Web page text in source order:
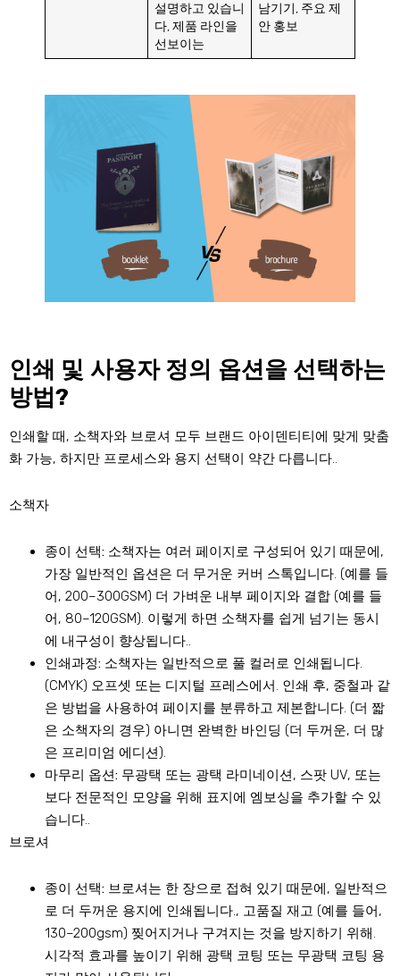
설명하고 있습니
다, 제품 라인을
선보이는
남기기, 주요 제
안 홍보
인쇄 및 사용자 정의 옵션을 선택하는
방법?
인쇄할 때, 소책자와 브로셔 모두 브랜드 아이덴티티에 맞게 맞춤
화 가능, 하지만 프로세스와 용지 선택이 약간 다릅니다..
소책자
종이 선택: 소책자는 여러 페이지로 구성되어 있기 때문에,
가장 일반적인 옵션은 더 무거운 커버 스톡입니다. (예를 들
어, 200–300GSM) 더 가벼운 내부 페이지와 결합 (예를 들
어, 80–120GSM). 이렇게 하면 소책자를 쉽게 넘기는 동시
에 내구성이 향상됩니다..
인쇄과정: 소책자는 일반적으로 풀 컬러로 인쇄됩니다.
(CMYK) 오프셋 또는 디지털 프레스에서. 인쇄 후, 중철과 같
은 방법을 사용하여 페이지를 분류하고 제본합니다. (더 짧
은 소책자의 경우) 아니면 완벽한 바인딩 (더 두꺼운, 더 많
은 프리미엄 에디션).
마무리 옵션: 무광택 또는 광택 라미네이션, 스팟 UV, 또는
보다 전문적인 모양을 위해 표지에 엠보싱을 추가할 수 있
습니다..
브로셔
종이 선택: 브로셔는 한 장으로 접혀 있기 때문에, 일반적으
로 더 두꺼운 용지에 인쇄됩니다., 고품질 재고 (예를 들어,
130–200gsm) 찢어지거나 구겨지는 것을 방지하기 위해.
시각적 효과를 높이기 위해 광택 코팅 또는 무광택 코팅 용